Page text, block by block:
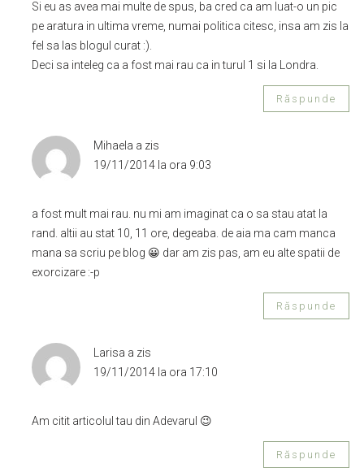
Si eu as avea mai multe de spus, ba cred ca am luat-o un pic
pe aratura in ultima vreme, numai politica citesc, insa am zis la
fel sa las blogul curat :).
Deci sa inteleg ca a fost mai rau ca in turul 1 si la Londra.
Răspunde
Mihaela a zis
19/11/2014 la ora 9:03
a fost mult mai rau. nu mi am imaginat ca o sa stau atat la
rand. altii au stat 10, 11 ore, degeaba. de aia ma cam manca
mana sa scriu pe blog 😀 dar am zis pas, am eu alte spatii de
exorcizare :-p
Răspunde
Larisa a zis
19/11/2014 la ora 17:10
Am citit articolul tau din Adevarul 😉
Răspunde